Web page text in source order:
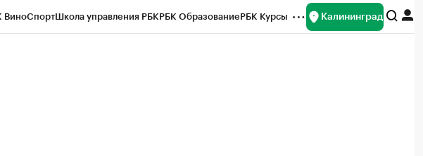
ВиноСпортШкола управления РБКРБК ОбразованиеРБК Курсы Калининград